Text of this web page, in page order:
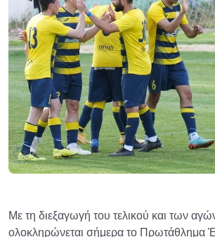
Με τη διεξαγωγή του τελικού και των
ολοκληρώνεται σήμερα το Πρωτάθλημα